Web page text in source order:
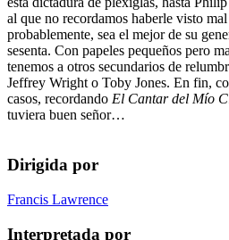
al que no recordamos haberle visto
probablemente, sea el mejor de su
sesenta. Con papeles pequeños pero
tenemos a otros secundarios de
Jeffrey Wright o Toby Jones. En fin,
casos, recordando El Cantar del Mío
tuviera buen señor…
Dirigida por
Francis Lawrence
Interpretada por